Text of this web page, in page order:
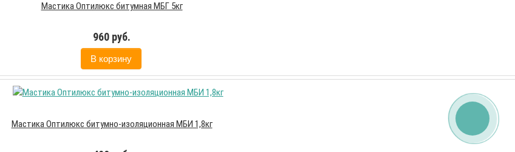
Мастика Оптилюкс битумная МБГ 5кг
960 руб.
В корзину
Мастика Оптилюкс битумно-изоляционная МБИ 1,8кг